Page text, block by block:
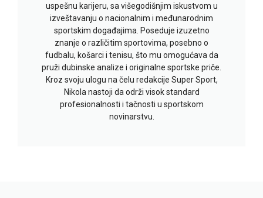
uspešnu karijeru, sa višegodišnjim iskustvom u
izveštavanju o nacionalnim i međunarodnim
sportskim događajima. Poseduje izuzetno
znanje o različitim sportovima, posebno o
fudbalu, košarci i tenisu, što mu omogućava da
pruži dubinske analize i originalne sportske priče.
Kroz svoju ulogu na čelu redakcije Super Sport,
Nikola nastoji da održi visok standard
profesionalnosti i tačnosti u sportskom
novinarstvu.